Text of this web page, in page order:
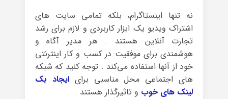
نه تنها اینستاگرام، بلکه تمامی سایت های
اشتراک ویدیو یک ابزار کاربردی و لازم برای رشد
تجارت آنلاین هستند . هر مدیر آگاه و
هوشمندی برای موفقیت در کسب و کار اینترنتی
خود از آنها استفاده می‌کند . توجه کنید که شبکه
های اجتماعی محل مناسبی برایایجاد بک
لینک های خوب و تاثیرگذار هستند .